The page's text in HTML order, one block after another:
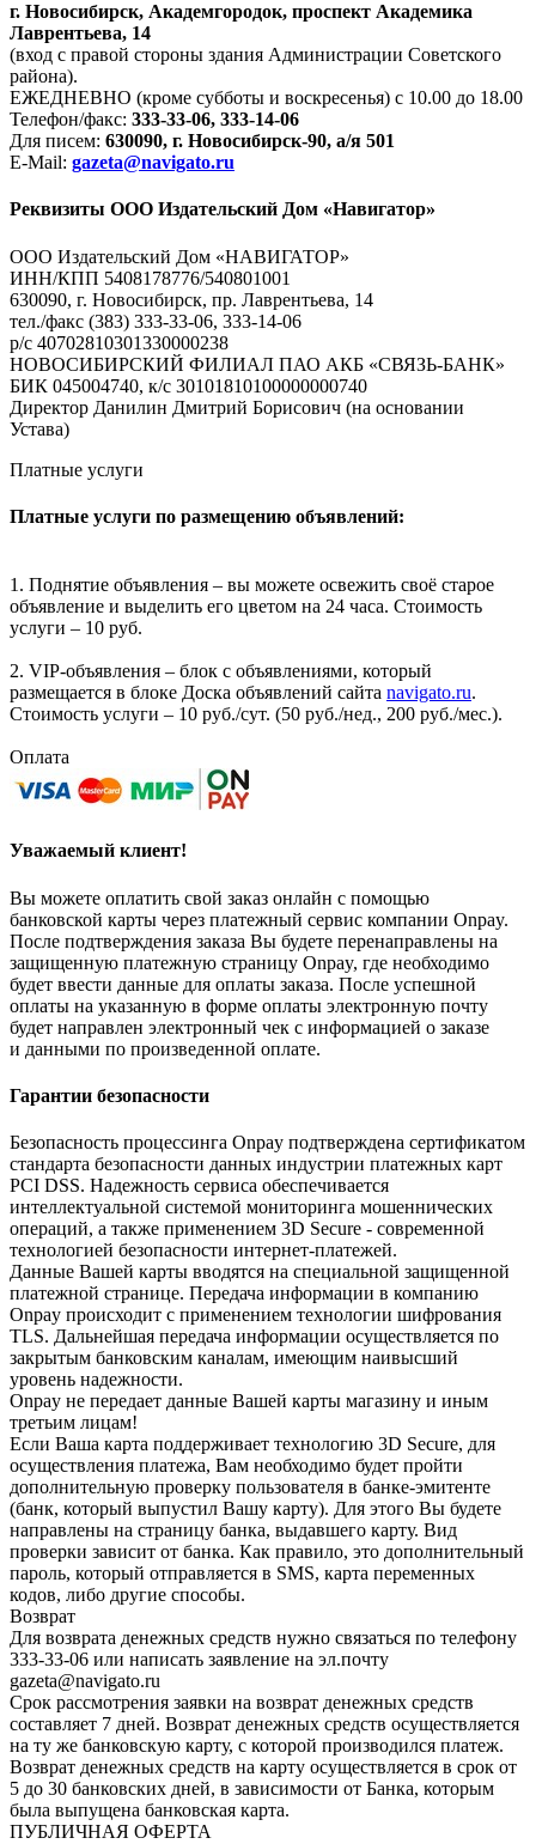
г. Новосибирск, Академгородок, проспект Академика
Лаврентьева, 14
(вход с правой стороны здания Администрации Советского
района).
ЕЖЕДНЕВНО (кроме субботы и воскресенья) с 10.00 до 18.00
Телефон/факс: 333-33-06, 333-14-06
Для писем: 630090, г. Новосибирск-90, а/я 501
E-Mail: gazeta@navigato.ru
Реквизиты ООО Издательский Дом «Навигатор»
ООО Издательский Дом «НАВИГАТОР»
ИНН/КПП 5408178776/540801001
630090, г. Новосибирск, пр. Лаврентьева, 14
тел./факс (383) 333-33-06, 333-14-06
р/с 40702810301330000238
НОВОСИБИРСКИЙ ФИЛИАЛ ПАО АКБ «СВЯЗЬ-БАНК»
БИК 045004740, к/с 30101810100000000740
Директор Данилин Дмитрий Борисович (на основании
Устава)
Платные услуги
Платные услуги по размещению объявлений:
1. Поднятие объявления – вы можете освежить своё старое
объявление и выделить его цветом на 24 часа. Стоимость
услуги – 10 руб.
2. VIP-объявления – блок с объявлениями, который
размещается в блоке Доска объявлений сайта navigato.ru.
Стоимость услуги – 10 руб./сут. (50 руб./нед., 200 руб./мес.).
Оплата
Уважаемый клиент!
Вы можете оплатить свой заказ онлайн с помощью
банковской карты через платежный сервис компании Onpay.
После подтверждения заказа Вы будете перенаправлены на
защищенную платежную страницу Onpay, где необходимо
будет ввести данные для оплаты заказа. После успешной
оплаты на указанную в форме оплаты электронную почту
будет направлен электронный чек с информацией о заказе
и данными по произведенной оплате.
Гарантии безопасности
Безопасность процессинга Onpay подтверждена сертификатом
стандарта безопасности данных индустрии платежных карт
PCI DSS. Надежность сервиса обеспечивается
интеллектуальной системой мониторинга мошеннических
операций, а также применением 3D Secure - современной
технологией безопасности интернет-платежей.
Данные Вашей карты вводятся на специальной защищенной
платежной странице. Передача информации в компанию
Onpay происходит с применением технологии шифрования
TLS. Дальнейшая передача информации осуществляется по
закрытым банковским каналам, имеющим наивысший
уровень надежности.
Onpay не передает данные Вашей карты магазину и иным
третьим лицам!
Если Ваша карта поддерживает технологию 3D Secure, для
осуществления платежа, Вам необходимо будет пройти
дополнительную проверку пользователя в банке-эмитенте
(банк, который выпустил Вашу карту). Для этого Вы будете
направлены на страницу банка, выдавшего карту. Вид
проверки зависит от банка. Как правило, это дополнительный
пароль, который отправляется в SMS, карта переменных
кодов, либо другие способы.
Возврат
Для возврата денежных средств нужно связаться по телефону
333-33-06 или написать заявление на эл.почту
gazeta@navigato.ru
Срок рассмотрения заявки на возврат денежных средств
составляет 7 дней. Возврат денежных средств осуществляется
на ту же банковскую карту, с которой производился платеж.
Возврат денежных средств на карту осуществляется в срок от
5 до 30 банковских дней, в зависимости от Банка, которым
была выпущена банковская карта.
ПУБЛИЧНАЯ ОФЕРТА